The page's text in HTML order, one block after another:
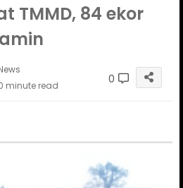
TMMD, 84 ekor
minute read 0